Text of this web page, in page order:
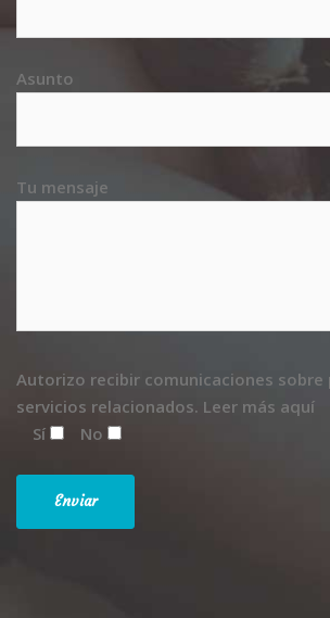
Asunto
Tu mensaje
Autorizo recibir comunicaciones sobre
servicios relacionados. Leer más aquí
Sí
No